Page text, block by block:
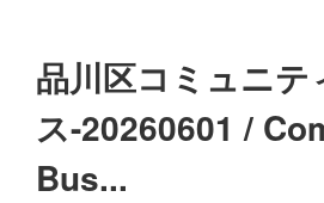
品川区コミュニテ
ス-20260601 /
Bus...